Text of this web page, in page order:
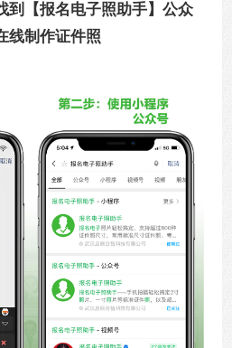
到 【报名电子照助手】公众
线制作证件照